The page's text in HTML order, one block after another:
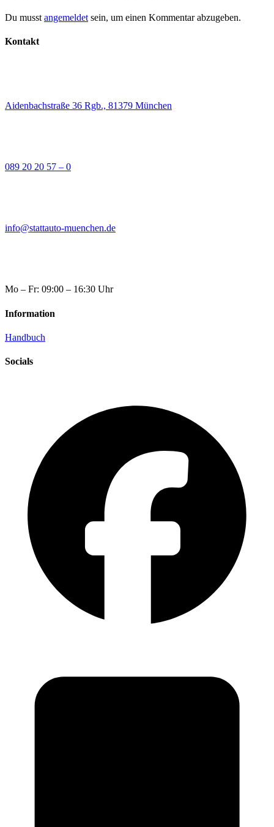
Du musst angemeldet sein, um einen Kommentar abzugeben.
Kontakt
Aidenbachstraße 36 Rgb., 81379 München
089 20 20 57 – 0
info@stattauto-muenchen.de
Mo – Fr: 09:00 – 16:30 Uhr
Information
Handbuch
Socials